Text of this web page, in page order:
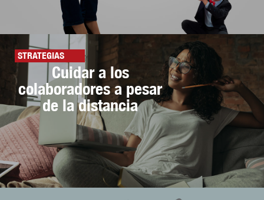
STRATEGIAS
Cuidar a los
colaboradores a pesar
de la distancia